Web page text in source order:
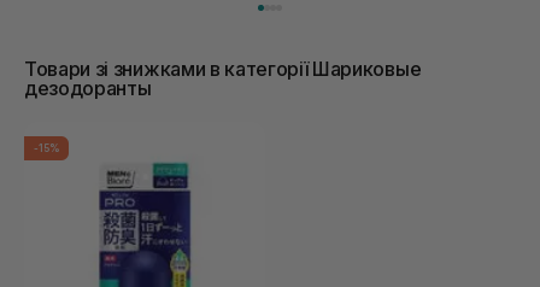
Товари зі знижками в категорії Шариковые
дезодоранты
-15%